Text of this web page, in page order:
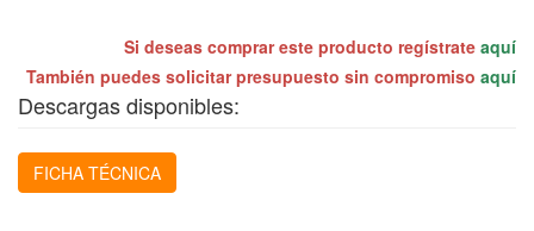
Si deseas comprar este producto regístrate aquí
También puedes solicitar presupuesto sin compromiso aquí
Descargas disponibles:
FICHA TÉCNICA